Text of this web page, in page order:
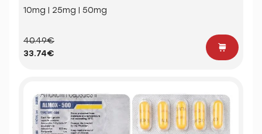
10mg | 25mg | 50mg
40.49€
33.74€